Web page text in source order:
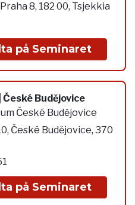
8, 182 00, Tsjekkia
på Seminaret
Budějovice
České Budějovice
České Budějovice, 370
på Seminaret